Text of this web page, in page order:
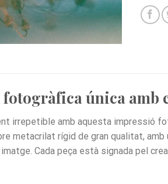
única amb
irrepetible amb aquesta impressió
metacrilat rígid de gran qualitat,
Cada peça està signada pel